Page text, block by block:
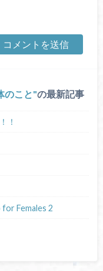
のこと の最新記事
！
Females 2